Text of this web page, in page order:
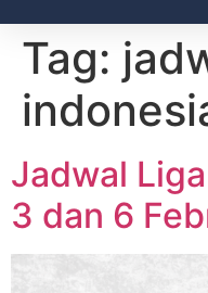
Tag:
Jadwal
3 dan 6